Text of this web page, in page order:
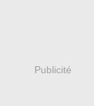
Publicité